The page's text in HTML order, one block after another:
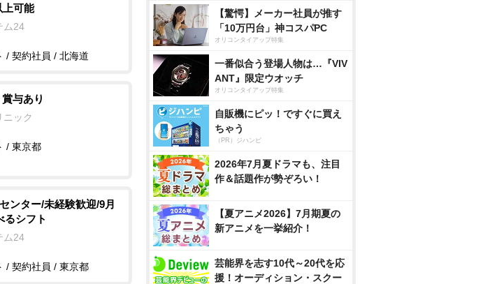
上可能
ム24
/ 契約社員 / 北海道
与あり
ニック
/ 東京都
ンター/未経験歓迎/9月
るシフト
ム24
/ 契約社員 / 東京都
【驚愕】メーカー社員が推す
「10万円台」神コスパPC
オリコンタイアップ特集
一番似合う登場人物は…『VIV
ANT』限定ウオッチ
オリコンタイアップ特集
自販機にピッ！ですぐに買え
ちゃう
（PR）ジハンピ
2026年7月夏ドラマも、注目
作＆話題作が勢ぞろい！
【夏アニメ2026】7月期夏の
新アニメを一挙紹介！
芸能界を志す10代～20代を応
援！オーディション・スクー